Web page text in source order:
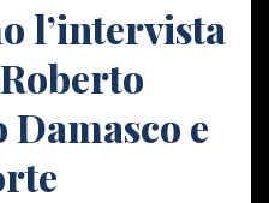
l’intervista
e